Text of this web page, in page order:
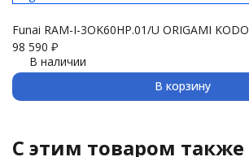
Funai RAM-I-3OK60HP.01/U ORIGAMI KODO
98 590 ₽
В наличии
В корзину
C этим товаром также